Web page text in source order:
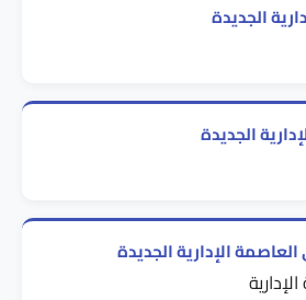
الجديدة
الجديدة
الإدارية الجديدة